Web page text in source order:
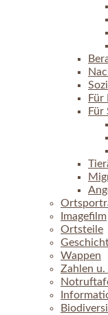
Für
Für
Imagefilm
Ortsteile
Wappen
Zahlen u.